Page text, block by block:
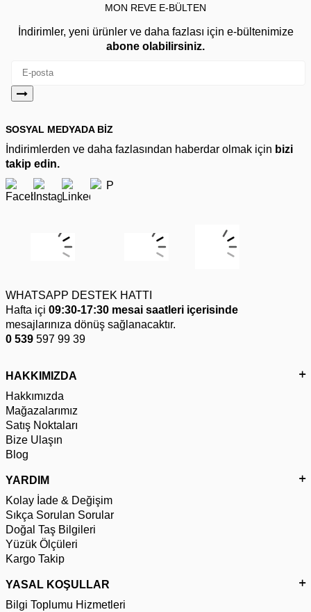
MON REVE E-BÜLTEN
İndirimler, yeni ürünler ve daha fazlası için e-bültenimize
abone olabilirsiniz.
SOSYAL MEDYADA BİZ
İndirimlerden ve daha fazlasından haberdar olmak için bizi
takip edin.
WHATSAPP DESTEK HATTI
Hafta içi 09:30-17:30 mesai saatleri içerisinde
mesajlarınıza dönüş sağlanacaktır.
0 539 597 99 39
HAKKIMIZDA
Hakkımızda
Mağazalarımız
Satış Noktaları
Bize Ulaşın
Blog
YARDIM
Kolay İade & Değişim
Sıkça Sorulan Sorular
Doğal Taş Bilgileri
Yüzük Ölçüleri
Kargo Takip
YASAL KOŞULLAR
Bilgi Toplumu Hizmetleri